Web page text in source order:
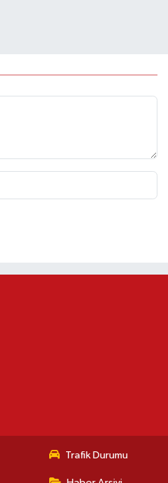
Trafik Durumu